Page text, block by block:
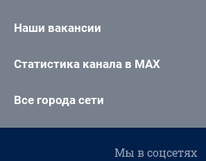
Наши вакансии
Статистика канала в MAX
Все города сети
Мы в соцсетях